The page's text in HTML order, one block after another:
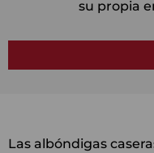
Las albóndigas
su propia